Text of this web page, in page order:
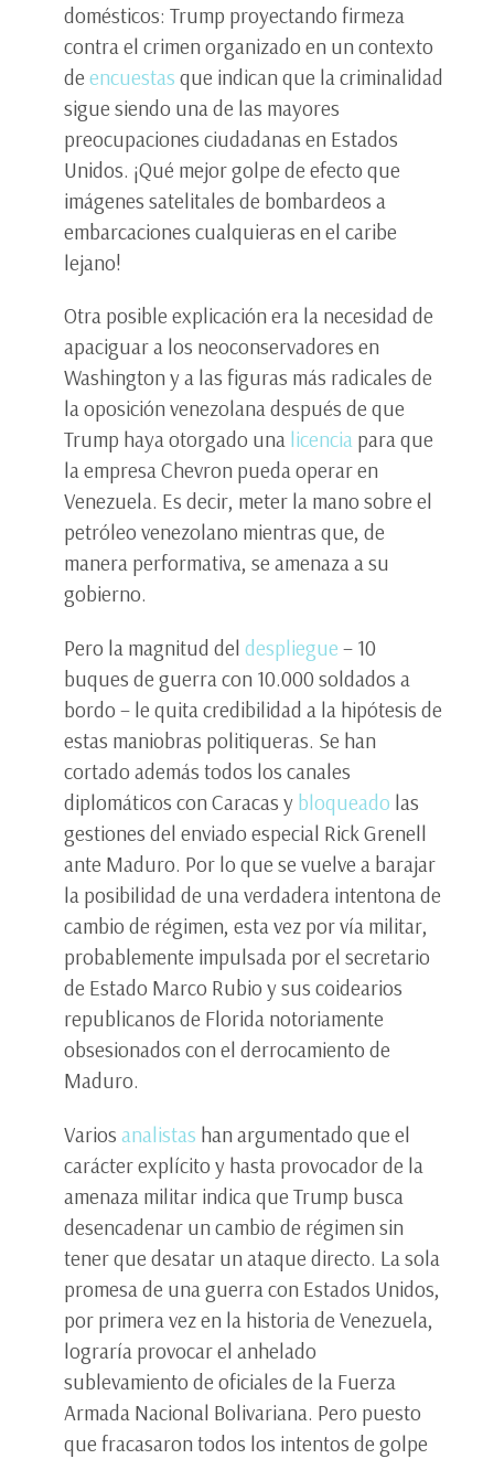
domésticos: Trump proyectando firmeza
contra el crimen organizado en un contexto
de encuestas que indican que la criminalidad
sigue siendo una de las mayores
preocupaciones ciudadanas en Estados
Unidos. ¡Qué mejor golpe de efecto que
imágenes satelitales de bombardeos a
embarcaciones cualquieras en el caribe
lejano!
Otra posible explicación era la necesidad de
apaciguar a los neoconservadores en
Washington y a las figuras más radicales de
la oposición venezolana después de que
Trump haya otorgado una licencia para que
la empresa Chevron pueda operar en
Venezuela. Es decir, meter la mano sobre el
petróleo venezolano mientras que, de
manera performativa, se amenaza a su
gobierno.
Pero la magnitud del despliegue – 10
buques de guerra con 10.000 soldados a
bordo – le quita credibilidad a la hipótesis de
estas maniobras politiqueras. Se han
cortado además todos los canales
diplomáticos con Caracas y bloqueado las
gestiones del enviado especial Rick Grenell
ante Maduro. Por lo que se vuelve a barajar
la posibilidad de una verdadera intentona de
cambio de régimen, esta vez por vía militar,
probablemente impulsada por el secretario
de Estado Marco Rubio y sus coidearios
republicanos de Florida notoriamente
obsesionados con el derrocamiento de
Maduro.
Varios analistas han argumentado que el
carácter explícito y hasta provocador de la
amenaza militar indica que Trump busca
desencadenar un cambio de régimen sin
tener que desatar un ataque directo. La sola
promesa de una guerra con Estados Unidos,
por primera vez en la historia de Venezuela,
lograría provocar el anhelado
sublevamiento de oficiales de la Fuerza
Armada Nacional Bolivariana. Pero puesto
que fracasaron todos los intentos de golpe